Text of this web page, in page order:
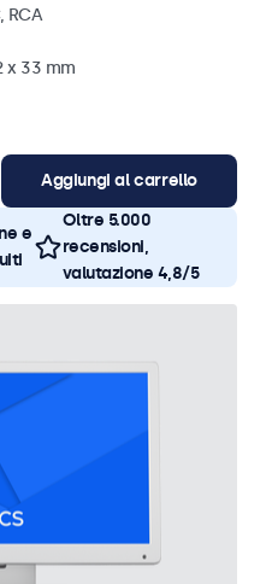
RCA
x 33 mm
Aggiungi al carrello
e
Oltre 5.000
recensioni,
valutazione 4,8/5